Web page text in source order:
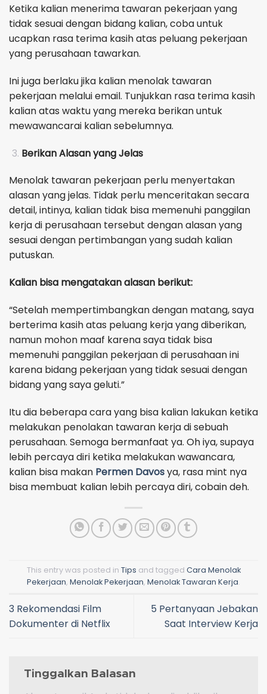
Ketika kalian menerima tawaran pekerjaan yang
tidak sesuai dengan bidang kalian, coba untuk
ucapkan rasa terima kasih atas peluang pekerjaan
yang perusahaan tawarkan.
Ini juga berlaku jika kalian menolak tawaran
pekerjaan melalui email. Tunjukkan rasa terima kasih
kalian atas waktu yang mereka berikan untuk
mewawancarai kalian sebelumnya.
Berikan Alasan yang Jelas
Menolak tawaran pekerjaan perlu menyertakan
alasan yang jelas. Tidak perlu menceritakan secara
detail, intinya, kalian tidak bisa memenuhi panggilan
kerja di perusahaan tersebut dengan alasan yang
sesuai dengan pertimbangan yang sudah kalian
putuskan.
Kalian bisa mengatakan alasan berikut:
“Setelah mempertimbangkan dengan matang, saya
berterima kasih atas peluang kerja yang diberikan,
namun mohon maaf karena saya tidak bisa
memenuhi panggilan pekerjaan di perusahaan ini
karena bidang pekerjaan yang tidak sesuai dengan
bidang yang saya geluti.”
Itu dia beberapa cara yang bisa kalian lakukan ketika
melakukan penolakan tawaran kerja di sebuah
perusahaan. Semoga bermanfaat ya. Oh iya, supaya
lebih percaya diri ketika melakukan wawancara,
kalian bisa makan Permen Davosya, rasa mint nya
bisa membuat kalian lebih percaya diri, cobain deh.
This entry was posted in Tips and tagged Cara Menolak
Pekerjaan, Menolak Pekerjaan, Menolak Tawaran Kerja.
3 Rekomendasi Film
Dokumenter di Netflix
5 Pertanyaan Jebakan
Saat Interview Kerja
Tinggalkan Balasan